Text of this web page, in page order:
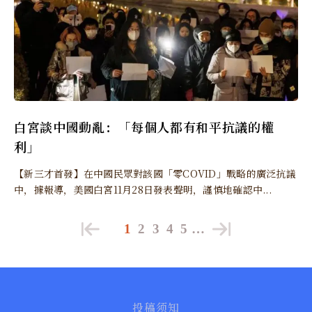
白宮談中國動亂：「每個人都有和平抗議的權
利」
【新三才首發】在中國民眾對該國「零COVID」戰略的廣泛抗議
中，據報導，美國白宮11月28日發表聲明，謹慎地確認中...
1 2 3 4 5 …
投稿须知